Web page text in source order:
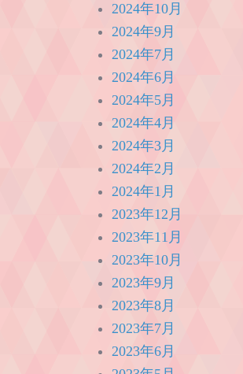
2024年10月
2024年9月
2024年7月
2024年6月
2024年5月
2024年4月
2024年3月
2024年2月
2024年1月
2023年12月
2023年11月
2023年10月
2023年9月
2023年8月
2023年7月
2023年6月